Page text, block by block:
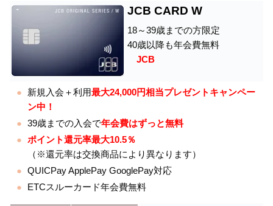
JCB CARD W
18～39歳までの方限定
40歳以降も年会費無料
JCB
新規入会＋利用最大24,000円相当プレゼントキャンペー
ン中！
39歳までの入会で年会費はずっと無料
ポイント還元率最大10.5％
（※還元率は交換商品により異なります）
QUICPay ApplePay GooglePay対応
ETCスルーカード年会費無料